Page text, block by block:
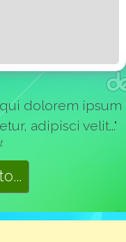
dolorem ipsum
adipisci velit..."